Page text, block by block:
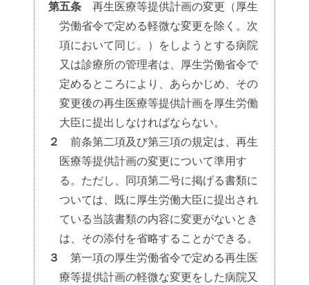
第五条 再生医療等提供計画の変更（厚生
労働省令で定める軽微な変更を除く。次
項において同じ。）をしようとする病院
又は診療所の管理者は、厚生労働省令で
定めるところにより、あらかじめ、その
変更後の再生医療等提供計画を厚生労働
大臣に提出しなければならない。
２
前条第二項及び第三項の規定は、再生
医療等提供計画の変更について準用す
る。ただし、同項第二号に掲げる書類に
ついては、既に厚生労働大臣に提出され
ている当該書類の内容に変更がないとき
は、その添付を省略することができる。
３
第一項の厚生労働省令で定める再生医
療等提供計画の軽微な変更をした病院又